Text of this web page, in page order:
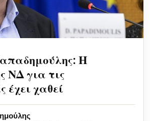
Η
ΝΔ για τις
έχει χαθεί